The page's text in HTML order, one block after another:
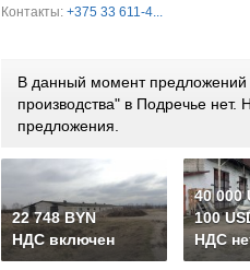
Контакты: +375 33 611-4...
В данный момент
производства" в Подречье
предложения.
22 748 BYN
НДС включен
40 000
100
НДС